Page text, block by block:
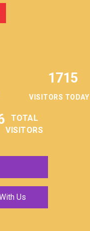
1715
VISITORS TODAY
TOTAL
VISITORS
Us